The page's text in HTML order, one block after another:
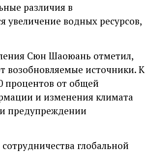
различия в
увеличение водных ресурсов,
Сюн Шаоюань отметил,
возобновляемые источники. К
процентов от общей
и изменения климата
предупреждении
глобальной